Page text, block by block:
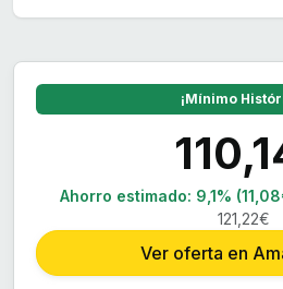
¡Mínimo
Ahorro estimado: 9,1%
121,22€
Ver oferta en